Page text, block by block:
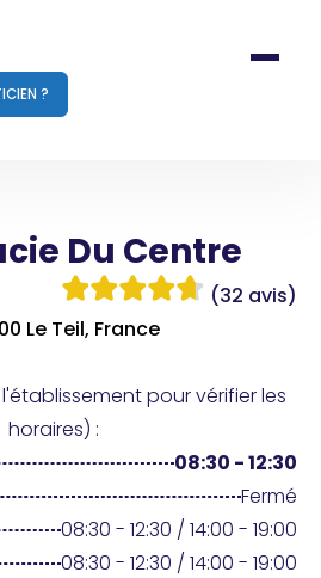
?
Connexion
Praticien ?
?
Du Centre
(32 avis)
Le Teil, France
pour vérifier les
horaires) :
08:30 - 12:30
Fermé
08:30 - 12:30 / 14:00 - 19:00
08:30 - 12:30 / 14:00 - 19:00